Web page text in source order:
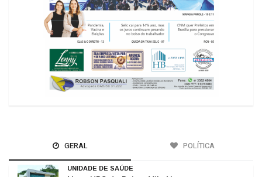
GERAL POLÍTICA
UNIDADE DE SAÚDE